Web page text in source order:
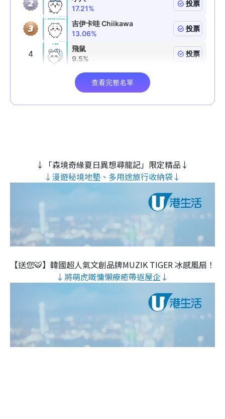
↓「森境奇緣夏日異想尋龍記」限定精品↓
↓漫遊秘境地墊、多用途旅行收納袋↓
【送您🐯】韓國超人氣文創品牌MUZIK TIGER 冰感風扇！
↓將萌虎嘅慵懶療癒帶返屋企↓